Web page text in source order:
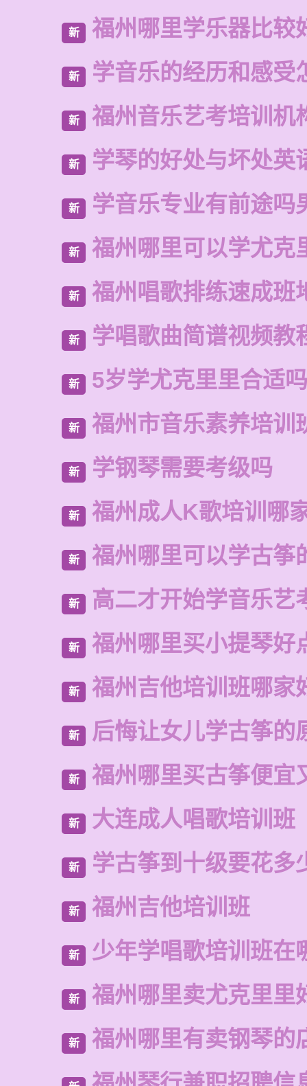
新 福州哪里学乐器比较
新 学音乐的经历和感受
新 福州音乐艺考培训机
新 学琴的好处与坏处英
新 学音乐专业有前途吗
新 福州哪里可以学尤克
新 福州唱歌排练速成班
新 学唱歌曲简谱视频教
新 5岁学尤克里里合适
新 福州市音乐素养培训
新 学钢琴需要考级吗
新 福州成人K歌培训哪
新 福州哪里可以学古筝
新 高二才开始学音乐艺
新 福州哪里买小提琴好
新 福州吉他培训班哪家
新 后悔让女儿学古筝的
新 福州哪里买古筝便宜
新 大连成人唱歌培训班
新 学古筝到十级要花多
新 福州吉他培训班
新 少年学唱歌培训班在
新 福州哪里卖尤克里里
新 福州哪里有卖钢琴的